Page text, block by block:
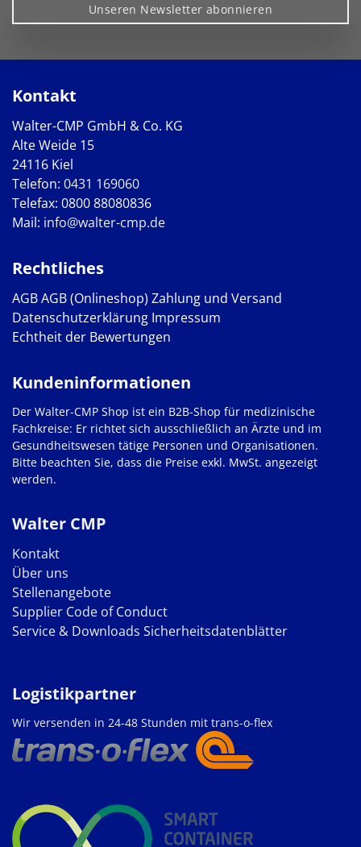
Unseren Newsletter abonnieren
Kontakt
Walter-CMP GmbH & Co. KG
Alte Weide 15
24116 Kiel
Telefon: 0431 169060
Telefax: 0800 88080836
Mail: info@walter-cmp.de
Rechtliches
AGBAGB (Onlineshop) Zahlung und Versand
Datenschutzerklärung Impressum
Echtheit der Bewertungen
Walter CMP
Kontakt
Über uns
Stellenangebote
Supplier Code of Conduct
Service & Downloads Sicherheitsdatenblätter
Kundeninformationen
Der Walter-CMP Shop ist ein B2B-Shop für medizinische
Fachkreise: Er richtet sich ausschließlich an Ärzte und im
Gesundheitswesen tätige Personen und Organisationen.
Bitte beachten Sie, dass die Preise exkl. MwSt. angezeigt
werden.
Logistikpartner
Wir versenden in 24-48 Stunden mit trans-o-flex